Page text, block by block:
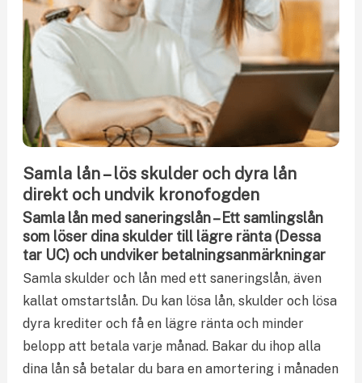
Samla lån – lös skulder och dyra lån
direkt och undvik kronofogden
Samla lån med saneringslån – Ett samlingslån
som löser dina skulder till lägre ränta (Dessa
tar UC) och undviker betalningsanmärkningar
Samla skulder och lån med ett saneringslån, även
kallat omstartslån. Du kan lösa lån, skulder och lösa
dyra krediter och få en lägre ränta och minder
belopp att betala varje månad. Bakar du ihop alla
dina lån så betalar du bara en amortering i månaden